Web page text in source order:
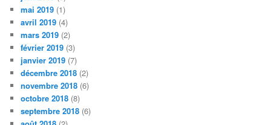
mai 2019 (1)
avril 2019 (4)
mars 2019 (2)
février 2019 (3)
janvier 2019 (7)
décembre 2018 (2)
novembre 2018 (6)
octobre 2018 (8)
septembre 2018 (6)